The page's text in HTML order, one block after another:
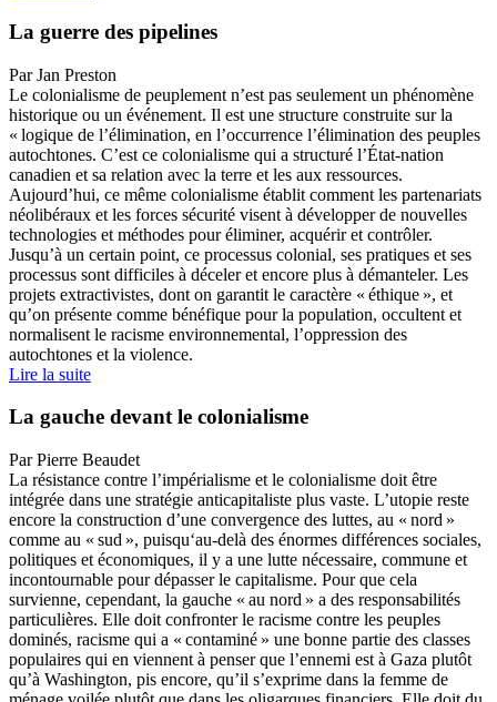
La guerre des pipelines
Par Jan Preston
Le colonialisme de peuplement n’est pas seulement un phénomène
historique ou un événement. Il est une structure construite sur la
« logique de l’élimination, en l’occurrence l’élimination des peuples
autochtones. C’est ce colonialisme qui a structuré l’État-nation
canadien et sa relation avec la terre et les aux ressources.
Aujourd’hui, ce même colonialisme établit comment les partenariats
néolibéraux et les forces sécurité visent à développer de nouvelles
technologies et méthodes pour éliminer, acquérir et contrôler.
Jusqu’à un certain point, ce processus colonial, ses pratiques et ses
processus sont difficiles à déceler et encore plus à démanteler. Les
projets extractivistes, dont on garantit le caractère « éthique », et
qu’on présente comme bénéfique pour la population, occultent et
normalisent le racisme environnemental, l’oppression des
autochtones et la violence.
Lire la suite
La gauche devant le colonialisme
Par Pierre Beaudet
La résistance contre l’impérialisme et le colonialisme doit être
intégrée dans une stratégie anticapitaliste plus vaste. L’utopie reste
encore la construction d’une convergence des luttes, au « nord »
comme au « sud », puisqu‘au-delà des énormes différences sociales,
politiques et économiques, il y a une lutte nécessaire, commune et
incontournable pour dépasser le capitalisme. Pour que cela
survienne, cependant, la gauche « au nord » a des responsabilités
particulières. Elle doit confronter le racisme contre les peuples
dominés, racisme qui a « contaminé » une bonne partie des classes
populaires qui en viennent à penser que l’ennemi est à Gaza plutôt
qu’à Washington, pis encore, qu’il s’exprime dans la femme de